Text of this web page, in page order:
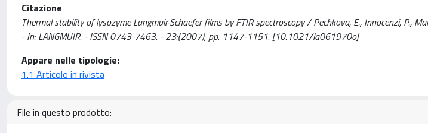
Citazione
Thermal stability of lysozyme Langmuir-Schaefer films by FTIR spectroscopy / Pechkova, E., Innocenzi, P.,
- In: LANGMUIR. - ISSN 0743-7463. - 23:(2007), pp. 1147-1151. [10.1021/la061970o]
Appare nelle tipologie:
1.1 Articolo in rivista
File in questo prodotto: